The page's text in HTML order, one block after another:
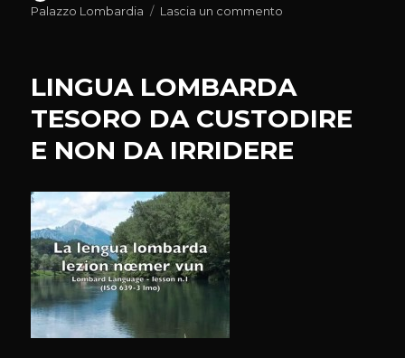
il
Palazzo Lombardia
Lascia un commento
ESERCITO
BENE
LINGUA LOMBARDA
TESORO DA CUSTODIRE
E NON DA IRRIDERE